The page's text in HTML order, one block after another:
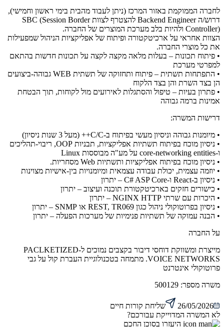
לחברה הממוקמת באזור המרכז (ניתן לעבוד מהבית בימי ראשון וחמישי),
דרוש/ה Backend Engineer להצטרף לצוות SBC (Session Border
Controller) ולהיות בלב מערכת המוצרים של החברה.
הצוות אחראי על ארכיטקטורה ופיתוח של אפליקציות הניהול שמפעילות
את כל מוצרי החברה.
• פיתוח תכונות – בעלות מלאה מקצה לקצה על תכונות חדשות בהתאם
למפרטי מערכת
• התפתחות תשתית – פיתוח ותחזוקה של תשתית WEB גבוהה-ביצועים
הן בצד השרת והן בצד הלקוח
• פתרון בעיות – טיפול והסתגלות לאירועים מול לקוחות, תוך הבטחת
אמינות ברמה גבוהה
דרישות המשרה:
• מיומנות גבוהה וניסיון מעשי בפיתוח ב-C/C++ (מעל 3 שנות ניסיון)
• ניסיון מוכח בפיתוח תשתיות אפליקציות, תבניות OOP, ריבוי-תהליכים
ו-core-networking entities על מע"ה מבוססות Linux
• ניסיון מוכח בפיתוח אפליקציות ותשתיות Web מסחריות.
• יוזמה עצמית, יכולת עבודה עצמאית ומיומנויות בין-אישיות מצוינות
• ניסיון ב-React ו-C# ASP Core – יתרון
• כישורים חזקים בארכיטקטורת תוכנה ועיצוב – יתרון
• היכרות עם שרתי NGINX HTTP – יתרון
• ניסיון בפרוטוקולי ניהול כגון REST, TR069 או SNMP – יתרון
• הבנה עמוקה של תשתיות פנימיות של מערכות הפעלה – יתרון
על החברה
מייצרת ומשווקת דוחסי דיבור בקצבים נמוכים ל-PACLKETIZED
VOICE NETWORKS. מתמחה בטכנולוגיית העברת קול על גבי
פרוטוקולי אינטרנט
משרה מספר: 500129
26/05/2026
שליחת קורות חיים
לא המשרה המדוייקת עבורכם?
היעזרו בסוכן החכם